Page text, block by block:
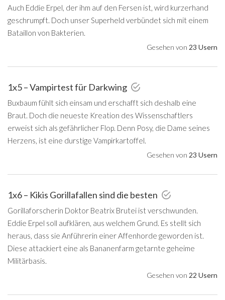
Auch Eddie Erpel, der ihm auf den Fersen ist, wird kurzerhand
geschrumpft. Doch unser Superheld verbündet sich mit einem
Bataillon von Bakterien.
Gesehen von 23 Usern
1x5 – Vampirtest für Darkwing
Buxbaum fühlt sich einsam und erschafft sich deshalb eine
Braut. Doch die neueste Kreation des Wissenschaftlers
erweist sich als gefährlicher Flop. Denn Posy, die Dame seines
Herzens, ist eine durstige Vampirkartoffel.
Gesehen von 23 Usern
1x6 – Kikis Gorillafallen sind die besten
Gorillaforscherin Doktor Beatrix Brutei ist verschwunden.
Eddie Erpel soll aufklären, aus welchem Grund. Es stellt sich
heraus, dass sie Anführerin einer Affenhorde geworden ist.
Diese attackiert eine als Bananenfarm getarnte geheime
Militärbasis.
Gesehen von 22 Usern